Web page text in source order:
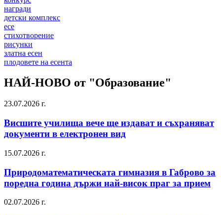
награди
детски комплекс
есе
стихотворение
рисунки
златна есен
плодовете на есента
НАЙ-НОВО от "Образование"
23.07.2026 г.
Висшите училища вече ще издават и съхраняват
документи в електронен вид
15.07.2026 г.
Природоматематическата гимназия в Габрово за
поредна година държи най-висок праг за прием
02.07.2026 г.